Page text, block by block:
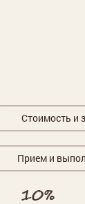
Стоимость и
Прием и